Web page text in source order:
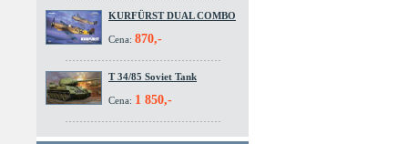
KURFÜRST DUAL COMBO
Cena: 870,-
T 34/85 Soviet Tank
Cena: 1 850,-